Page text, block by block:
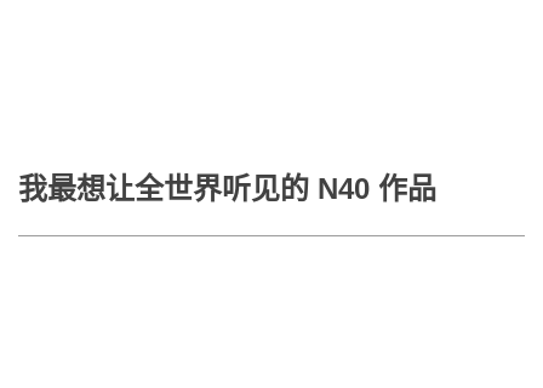
我最想让全世界听见的 N40 作品